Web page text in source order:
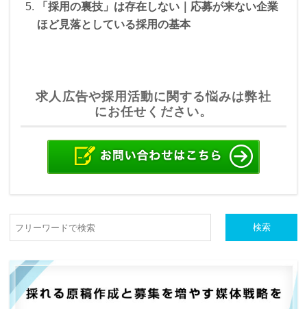
「採用の裏技」は存在しない｜応募が来ない企業
ほど見落としている採用の基本
求人広告や採用活動に関する悩みは弊社
にお任せください。